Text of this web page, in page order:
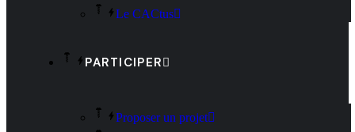
Le CACtus
PARTICIPER
Proposer un projet